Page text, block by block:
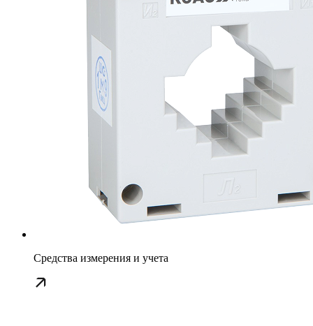
Средства измерения и учета